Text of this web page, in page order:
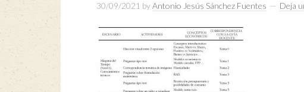
30/09/2021 byAntonio Jesús Sánchez Fuentes Deja